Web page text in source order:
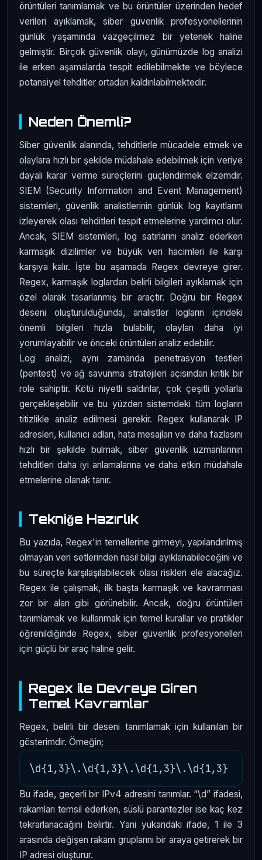
örüntüleri tanımlamak ve bu örüntüler üzerinden hedef
verileri ayıklamak, siber güvenlik profesyonellerinin
günlük yaşamında vazgeçilmez bir yetenek haline
gelmiştir. Birçok güvenlik olayı, günümüzde log analizi
ile erken aşamalarda tespit edilebilmekte ve böylece
potansiyel tehditler ortadan kaldırılabilmektedir.
Neden Önemli?
Siber güvenlik alanında, tehditlerle mücadele etmek ve
olaylara hızlı bir şekilde müdahale edebilmek için veriye
dayalı karar verme süreçlerini güçlendirmek elzemdir.
SIEM (Security Information and Event Management)
sistemleri, güvenlik analistlerinin günlük log kayıtlarını
izleyerek olası tehditleri tespit etmelerine yardımcı olur.
Ancak, SIEM sistemleri, log satırlarını analiz ederken
karmaşık dizilimler ve büyük veri hacimleri ile karşı
karşıya kalır. İşte bu aşamada Regex devreye girer.
Regex, karmaşık loglardan belirli bilgileri ayıklamak için
özel olarak tasarlanmış bir araçtır. Doğru bir Regex
deseni oluşturulduğunda, analistler logların içindeki
önemli bilgileri hızla bulabilir, olayları daha iyi
yorumlayabilir ve önceki örüntüleri analiz edebilir.
Log analizi, aynı zamanda penetrasyon testleri
(pentest) ve ağ savunma stratejileri açısından kritik bir
role sahiptir. Kötü niyetli saldırılar, çok çeşitli yollarla
gerçekleşebilir ve bu yüzden sistemdeki tüm logların
titizlikle analiz edilmesi gerekir. Regex kullanarak IP
adresleri, kullanıcı adları, hata mesajları ve daha fazlasını
hızlı bir şekilde bulmak, siber güvenlik uzmanlarının
tehditleri daha iyi anlamalarına ve daha etkin müdahale
etmelerine olanak tanır.
Tekniğe Hazırlık
Bu yazıda, Regex'in temellerine girmeyi, yapılandırılmış
olmayan veri setlerinden nasıl bilgi ayıklanabileceğini ve
bu süreçte karşılaşılabilecek olası riskleri ele alacağız.
Regex ile çalışmak, ilk başta karmaşık ve kavranması
zor bir alan gibi görünebilir. Ancak, doğru örüntüleri
tanımlamak ve kullanmak için temel kurallar ve pratikler
öğrenildiğinde Regex, siber güvenlik profesyonelleri
için güçlü bir araç haline gelir.
Regex ile Devreye Giren
Temel Kavramlar
Regex, belirli bir deseni tanımlamak için kullanılan bir
gösterimdir. Örneğin;
Bu ifade, geçerli bir IPv4 adresini tanımlar. “\d” ifadesi,
rakamları temsil ederken, süslü parantezler ise kaç kez
tekrarlanacağını belirtir. Yani yukarıdaki ifade, 1 ile 3
arasında değişen rakam gruplarını bir araya getirerek bir
IP adresi oluşturur.